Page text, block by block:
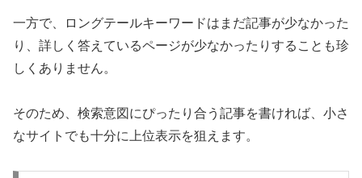
一方で、ロングテールキーワードはまだ記事が少なかった
り、詳しく答えているページが少なかったりすることも珍
しくありません。
そのため、検索意図にぴったり合う記事を書ければ、小さ
なサイトでも十分に上位表示を狙えます。